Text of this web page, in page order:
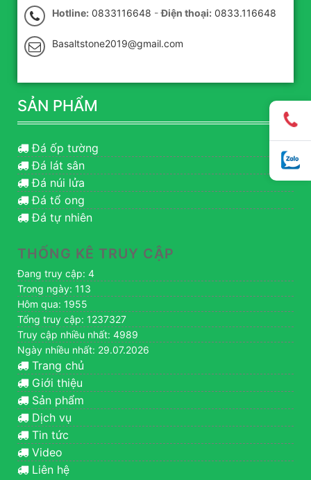
Hotline: 0833116648 -Điện thoại: 0833.116648
Basaltstone2019@gmail.com
SẢN PHẨM
Đá ốp tường
Đá lát sân
Đá núi lửa
Đá tổ ong
Đá tự nhiên
THỐNG KÊ TRUY CẬP
Đang truy cập: 4
Trong ngày: 113
Hôm qua: 1955
Tổng truy cập: 1237327
Truy cập nhiều nhất: 4989
Ngày nhiều nhất: 29.07.2026
Trang chủ
Giới thiệu
Sản phẩm
Dịch vụ
Tin tức
Video
Liên hệ